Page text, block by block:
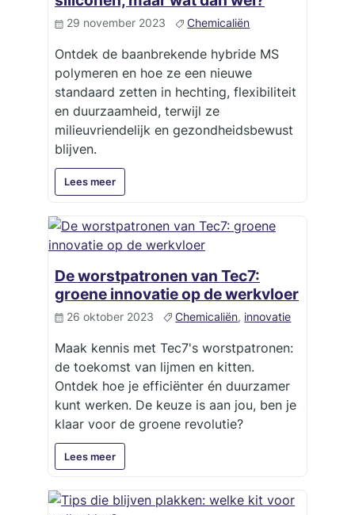
29 november 2023 Chemicaliën
Ontdek de baanbrekende hybride MS
polymeren en hoe ze een nieuwe
standaard zetten in hechting, flexibiliteit
en duurzaamheid, terwijl ze
milieuvriendelijk en gezondheidsbewust
blijven.
Lees meer
De worstpatronen van Tec7:
groene innovatie op de werkvloer
26 oktober 2023 Chemicaliën, innovatie
Maak kennis met Tec7's worstpatronen:
de toekomst van lijmen en kitten.
Ontdek hoe je efficiënter én duurzamer
kunt werken. De keuze is aan jou, ben je
klaar voor de groene revolutie?
Lees meer